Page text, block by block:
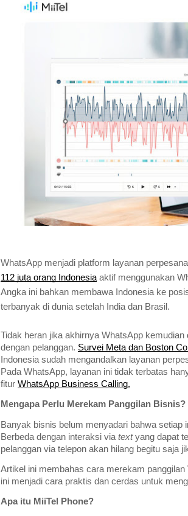
WhatsApp menjadi platform layanan
112 juta orang Indonesia aktif menggunakan
Angka ini bahkan membawa Indonesia ke
terbanyak di dunia setelah India dan Brasil.
Tidak heran jika akhirnya WhatsApp kemudian
dengan pelanggan. Survei Meta dan Boston
Indonesia sudah mengandalkan layanan
Pada WhatsApp, layanan ini tidak terbatas
fitur WhatsApp Business Calling.
Mengapa Perlu Merekam Panggilan Bisnis?
Banyak bisnis belum menyadari bahwa setiap
Berbeda dengan interaksi via textyang dapat
pelanggan via telepon akan hilang begitu saja
Artikel ini membahas cara merekam
ini menjadi cara praktis dan cerdas untuk
Apa itu MiiTel Phone?